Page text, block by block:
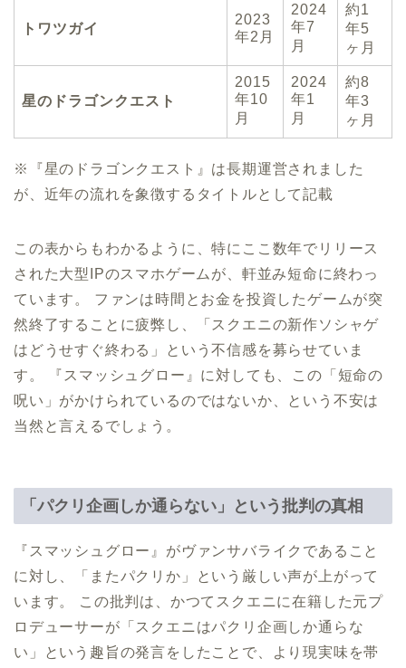
トワツガイ
2023
年2月
2024
年7
月
約1
年5
ヶ月
星のドラゴンクエスト
2015
年10
月
2024
年1
月
約8
年3
ヶ月
※『星のドラゴンクエスト』は長期運営されました
が、近年の流れを象徴するタイトルとして記載
この表からもわかるように、特にここ数年でリリース
された大型IPのスマホゲームが、軒並み短命に終わっ
ています。 ファンは時間とお金を投資したゲームが突
然終了することに疲弊し、「スクエニの新作ソシャゲ
はどうせすぐ終わる」という不信感を募らせていま
す。 『スマッシュグロー』に対しても、この「短命の
呪い」がかけられているのではないか、という不安は
当然と言えるでしょう。
「パクリ企画しか通らない」という批判の真相
『スマッシュグロー』がヴァンサバライクであること
に対し、「またパクリか」という厳しい声が上がって
います。 この批判は、かつてスクエニに在籍した元プ
ロデューサーが「スクエニはパクリ企画しか通らな
い」という趣旨の発言をしたことで、より現実味を帯